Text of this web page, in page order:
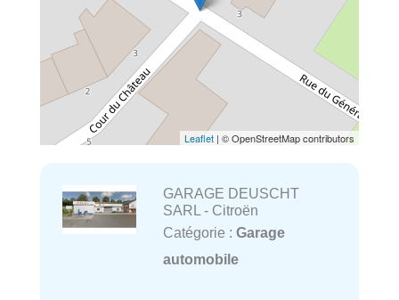
Leaflet | © OpenStreetMap contributors
GARAGE DEUSCHT
SARL - Citroën
Catégorie : Garage
automobile